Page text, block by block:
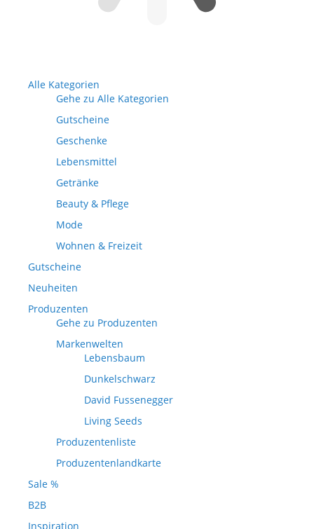
Alle Kategorien
Gehe zu Alle Kategorien
Gutscheine
Geschenke
Lebensmittel
Getränke
Beauty & Pflege
Mode
Wohnen & Freizeit
Gutscheine
Neuheiten
Produzenten
Gehe zu Produzenten
Markenwelten
Lebensbaum
Dunkelschwarz
David Fussenegger
Living Seeds
Produzentenliste
Produzentenlandkarte
Sale %
B2B
Inspiration